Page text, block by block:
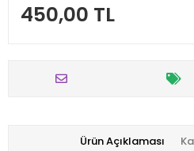
450,00 TL
Ürün Açıklaması